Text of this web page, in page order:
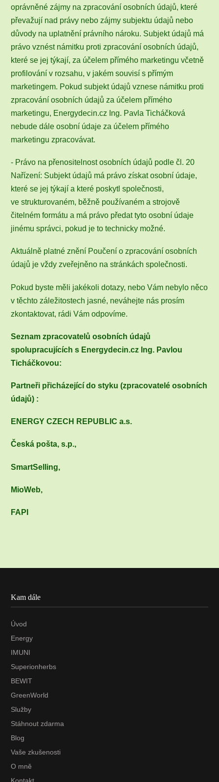
oprávněné zájmy na zpracování osobních údajů, které
převažují nad právy nebo zájmy subjektu údajů nebo
důvody na uplatnění právního nároku. Subjekt údajů má
právo vznést námitku proti zpracování osobních údajů,
které se jej týkají, za účelem přímého marketingu včetně
profilování v rozsahu, v jakém souvisí s přímým
marketingem. Pokud subjekt údajů vznese námitku proti
zpracování osobních údajů za účelem přímého
marketingu, Energydecin.cz Ing. Pavla Ticháčková
nebude dále osobní údaje za účelem přímého
marketingu zpracovávat.
- Právo na přenositelnost osobních údajů podle čl. 20
Nařízení: Subjekt údajů má právo získat osobní údaje,
které se jej týkají a které poskytl společnosti,
ve strukturovaném, běžně používaném a strojově
čitelném formátu a má právo předat tyto osobní údaje
jinému správci, pokud je to technicky možné.
Aktuálně platné znění Poučení o zpracování osobních
údajů je vždy zveřejněno na stránkách společnosti.
Pokud byste měli jakékoli dotazy, nebo Vám nebylo něco
v těchto záležitostech jasné, neváhejte nás prosím
zkontaktovat, rádi Vám odpovíme.
Seznam zpracovatelů osobních údajů
spolupracujících s Energydecin.cz Ing. Pavlou
Ticháčkovou:
Partneři přicházející do styku (zpracovatelé osobních
údajů) :
ENERGY CZECH REPUBLIC a.s.
Česká pošta, s.p.,
SmartSelling,
MioWeb,
FAPI
Kam dále
Úvod
Energy
IMUNI
Superionherbs
BEWIT
GreenWorld
Služby
Stáhnout zdarma
Blog
Vaše zkušenosti
O mně